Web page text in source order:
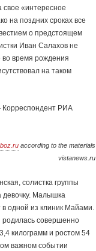
свое «интересное
на поздних сроках все
о предстоящем
Иван Салахов не
во время рождения
на таком
РИА
according to the materials
vistanews.ru
солистка группы
девочку. Малышка
в одной из клиник Майами.
родилась совершенно
килограмм и ростом 54
важном событии